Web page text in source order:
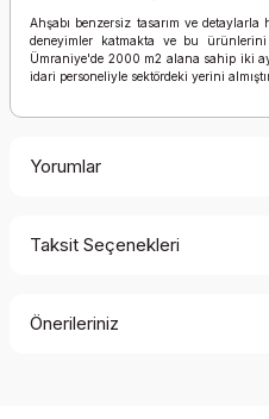
Ahşabı benzersiz tasarım ve
deneyimler katmakta ve bu
Ümraniye'de 2000 m2 alana sahip iki
idari personeliyle sektördeki yerini
Yorumlar
Taksit Seçenekleri
Önerileriniz